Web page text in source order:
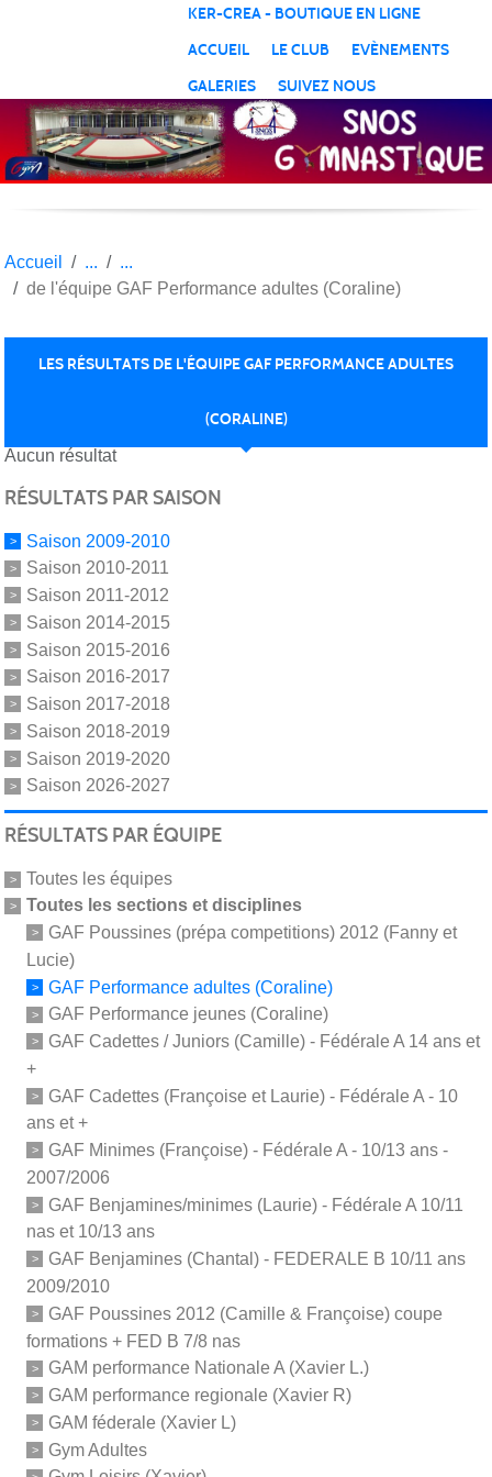
KER-CREA - BOUTIQUE EN LIGNE
ACCUEIL
LE CLUB
EVÈNEMENTS
GALERIES
SUIVEZ NOUS
Accueil
de l'équipe GAF Performance adultes (Coraline)
LES RÉSULTATS DE L'ÉQUIPE GAF PERFORMANCE ADULTES
(CORALINE)
Aucun résultat
RÉSULTATS PAR SAISON
Saison 2009-2010
Saison 2010-2011
Saison 2011-2012
Saison 2014-2015
Saison 2015-2016
Saison 2016-2017
Saison 2017-2018
Saison 2018-2019
Saison 2019-2020
Saison 2026-2027
RÉSULTATS PAR ÉQUIPE
Toutes les équipes
Toutes les sections et disciplines
GAF Poussines (prépa competitions) 2012 (Fanny et
Lucie)
GAF Performance adultes (Coraline)
GAF Performance jeunes (Coraline)
GAF Cadettes / Juniors (Camille) - Fédérale A 14 ans et
+
GAF Cadettes (Françoise et Laurie) - Fédérale A - 10
ans et +
GAF Minimes (Françoise) - Fédérale A - 10/13 ans -
2007/2006
GAF Benjamines/minimes (Laurie) - Fédérale A 10/11
nas et 10/13 ans
GAF Benjamines (Chantal) - FEDERALE B 10/11 ans
2009/2010
GAF Poussines 2012 (Camille & Françoise) coupe
formations + FED B 7/8 nas
GAM performance Nationale A (Xavier L.)
GAM performance regionale (Xavier R)
GAM féderale (Xavier L)
Gym Adultes
Panneau de gestion des cookies